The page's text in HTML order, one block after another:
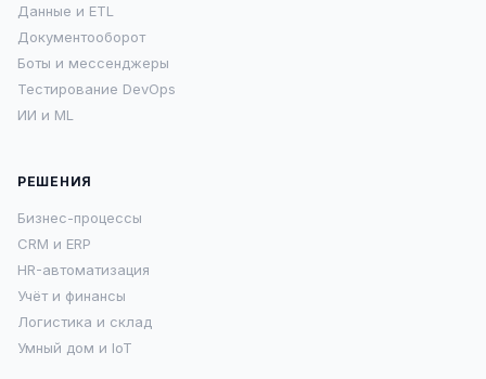
Данные и ETL
Документооборот
Боты и мессенджеры
Тестирование DevOps
ИИ и ML
РЕШЕНИЯ
Бизнес-процессы
CRM и ERP
HR-автоматизация
Учёт и финансы
Логистика и склад
Умный дом и IoT